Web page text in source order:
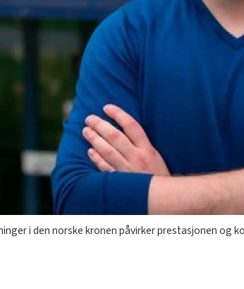
i den norske kronen påvirker prestasjonen og